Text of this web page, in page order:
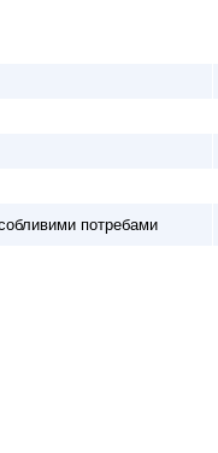
потребами